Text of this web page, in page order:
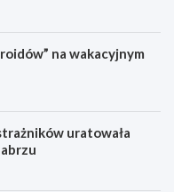
na wakacyjnym
uratowała